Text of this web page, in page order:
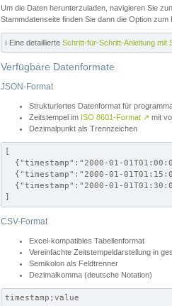
Um die Daten herunterzuladen, navigieren Sie
Stammdatenseite finden Sie dann die Option
ℹ️ Eine detaillierte Schritt-für-Schritt-Anleitung mit
Verfügbare Datenformate
JSON-Format
Strukturiertes Datenformat für
Zeitstempel im ISO 8601-Format ↗ mit
Dezimalpunkt als Trennzeichen
[
{"timestamp":"2000-01-
{"timestamp":"2000-01-
{"timestamp":"2000-01-
]
CSV-Format
Excel-kompatibles Tabellenformat
Vereinfachte Zeitstempeldarstellung in
Semikolon als Feldtrenner
Dezimalkomma (deutsche Notation)
timestamp;value